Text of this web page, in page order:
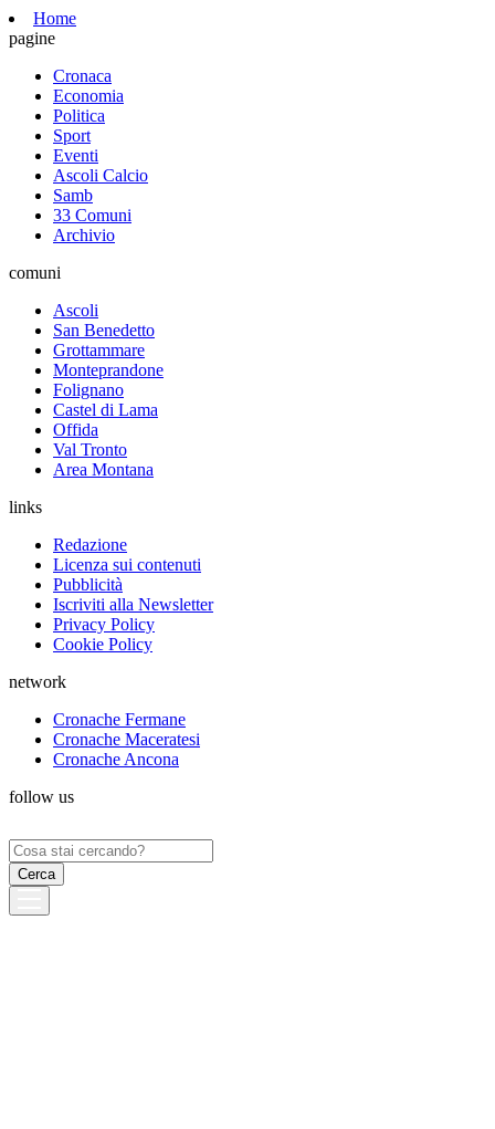
Home
pagine
Cronaca
Economia
Politica
Sport
Eventi
Ascoli Calcio
Samb
33 Comuni
Archivio
comuni
Ascoli
San Benedetto
Grottammare
Monteprandone
Folignano
Castel di Lama
Offida
Val Tronto
Area Montana
links
Redazione
Licenza sui contenuti
Pubblicità
Iscriviti alla Newsletter
Privacy Policy
Cookie Policy
network
Cronache Fermane
Cronache Maceratesi
Cronache Ancona
follow us
Ricerca
per: